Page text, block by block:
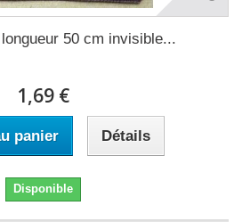
50 cm invisible...
1,69 €
panier Détails
Disponible